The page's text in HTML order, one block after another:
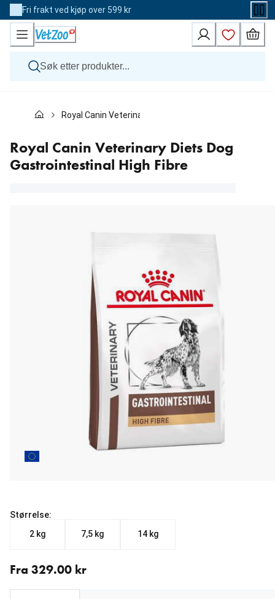
Skip
to
Content
Fri frakt ved kjøp over 599 kr
Katt
Andre dyr
Merker
Nyheter
Royal Canin Veterinary Diets Dog Gastrointestinal
Royal Canin Veterinary Diets Dog
Gastrointestinal High Fibre
Størrelse:
2 kg
7,5 kg 14 kg
Fra 329.00 kr